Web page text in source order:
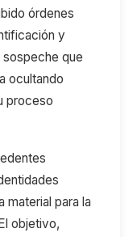
órdenes
y
que
ocultando
proceso
material para la
objetivo,